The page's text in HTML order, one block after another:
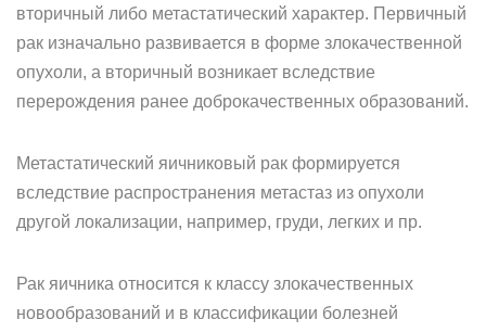
вторичный либо метастатический характер. Первичный
рак изначально развивается в форме злокачественной
опухоли, а вторичный возникает вследствие
перерождения ранее доброкачественных образований.
Метастатический яичниковый рак формируется
вследствие распространения метастаз из опухоли
другой локализации, например, груди, легких и пр.
Рак яичника относится к классу злокачественных
новообразований и в классификации болезней